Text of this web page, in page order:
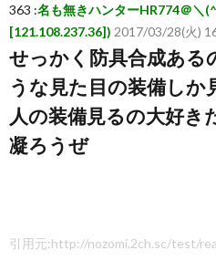
363 :名も無きハンターHR774＠＼
[121.108.237.36]) 2017/03/28(火)
せっかく防具合成ある
うな見た目の装備しか
人の装備見るの大好き
凝ろうぜ
引用元:http://nozomi.2ch.sc/test/